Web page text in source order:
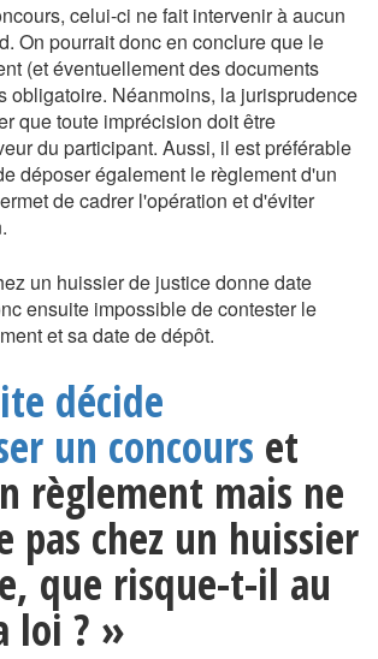
celui-ci ne fait intervenir à aucun
On pourrait donc en conclure que le
(et éventuellement des documents
obligatoire. Néanmoins, la jurisprudence
que toute imprécision doit être
du participant. Aussi, il est préférable
déposer également le règlement d'un
de cadrer l'opération et d'éviter
un huissier de justice donne date
ensuite impossible de contester le
et sa date de dépôt.
décide
un concours et
règlement mais ne
pas chez un huissier
que risque-t-il au
loi ? »